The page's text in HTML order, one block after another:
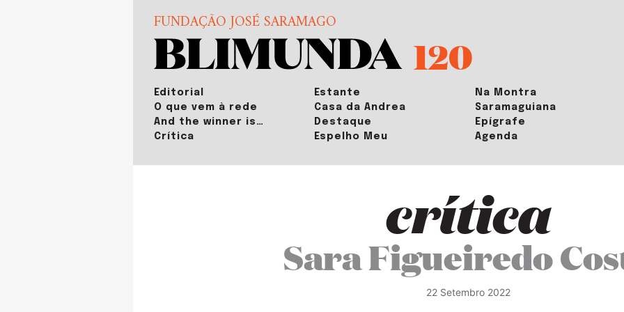
FUNDAÇÃO JOSÉ SARAMAGO
120
Editorial
O que vem à rede
And the winner is…
Crítica
Estante
Casa da Andrea
Destaque
Espelho Meu
Na Montra
Saramaguiana
Epígrafe
Agenda
crítica
Sara Figueiredo
22 Setembro 2022